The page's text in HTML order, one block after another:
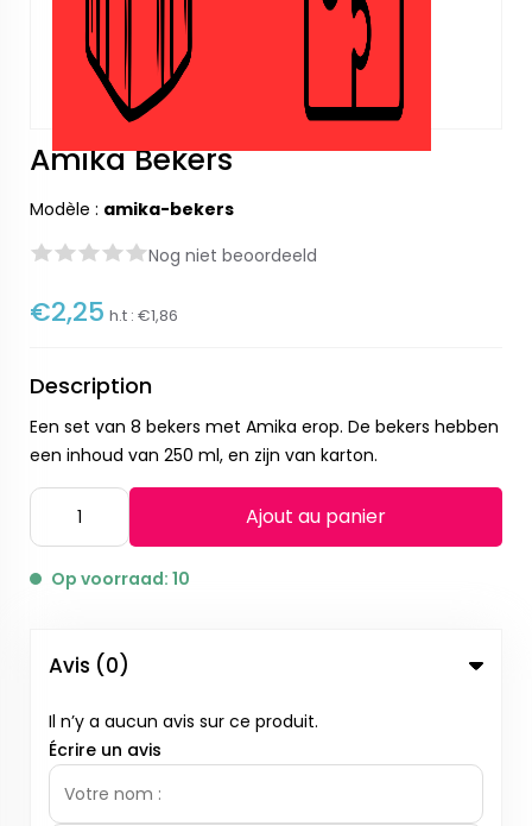
Amika Bekers
Modèle : amika-bekers
Nog niet beoordeeld
€2,25 h.t : €1,86
Description
Een set van 8 bekers met Amika erop. De bekers hebben
een inhoud van 250 ml, en zijn van karton.
Ajout au panier
Op voorraad: 10
Avis (0)
Il n’y a aucun avis sur ce produit.
Écrire un avis